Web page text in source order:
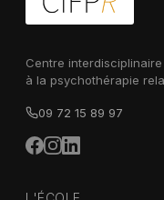
Centre
à la psychothérapie
09 72 15 89 97